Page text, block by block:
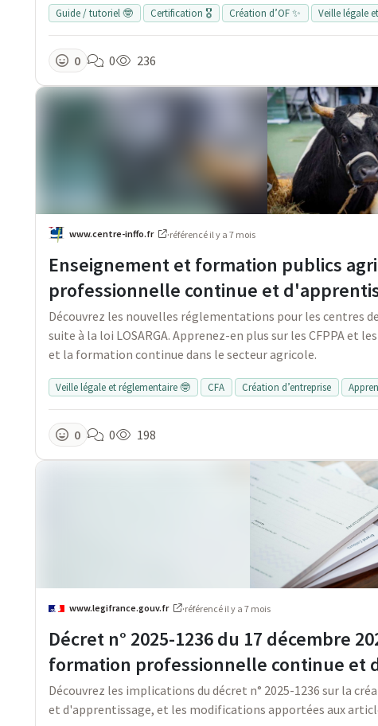
Guide / tutoriel 🤓 Certification 🎖️ Création d’OF ✨ Veille légale
0 0 236
www.centre-inffo.fr ·référencé il y a 7 mois
Enseignement et formation publics
professionnelle continue et
Découvrez les nouvelles réglementations pour les centres
suite à la loi LOSARGA. Apprenez-en plus sur les CFPPA et
et la formation continue dans le secteur agricole.
Veille légale et réglementaire 🤓 CFA Création d’entreprise
0 0 198
www.legifrance.gouv.fr ·référencé il y a 7 mois
Décret n° 2025-1236 du 17 décembre
formation professionnelle continue et
Découvrez les implications du décret n° 2025-1236 sur la
et d'apprentissage, et les modifications apportées aux